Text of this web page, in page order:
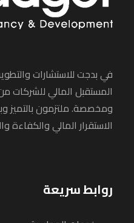
في بدجت للاستشارات
المستقبل المالي للشركات
ومخصصة. ملتزمون بالتميز
الاستقرار المالي والكفاءة
روابط سريعة